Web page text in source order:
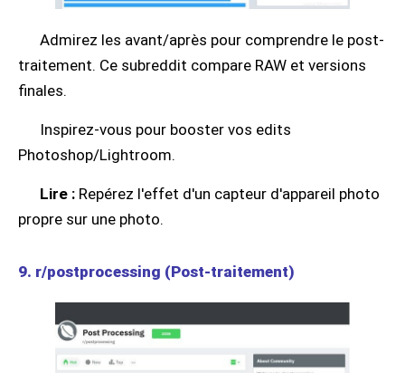
Admirez les avant/après pour comprendre le post-
traitement. Ce subreddit compare RAW et versions
finales.
Inspirez-vous pour booster vos edits
Photoshop/Lightroom.
Lire : Repérez l'effet d'un capteur d'appareil photo
propre sur une photo.
9. r/postprocessing (Post-traitement)